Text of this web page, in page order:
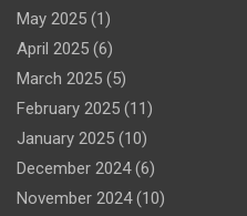
May 2025 (1)
April 2025 (6)
March 2025 (5)
February 2025 (11)
January 2025 (10)
December 2024(6)
November 2024(10)